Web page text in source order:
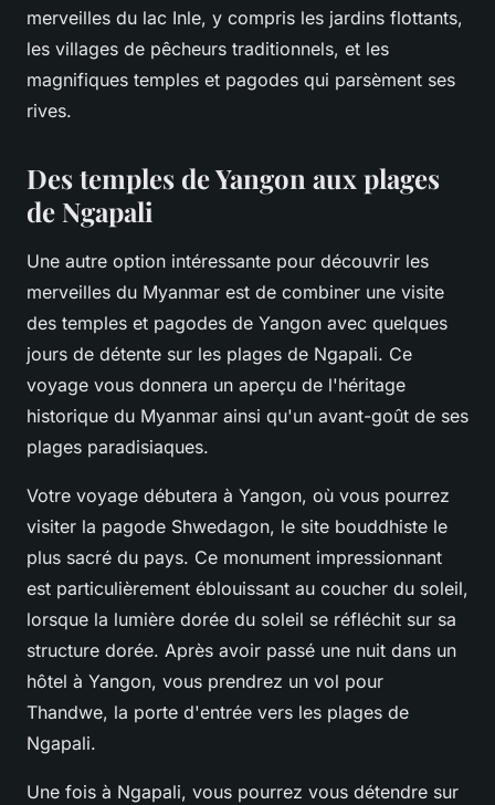
merveilles du lac Inle, y compris les jardins flottants,
les villages de pêcheurs traditionnels, et les
magnifiques temples et pagodes qui parsèment ses
rives.
Des temples de Yangon aux plages
de Ngapali
Une autre option intéressante pour découvrir les
merveilles du Myanmar est de combiner une visite
des temples et pagodes de Yangon avec quelques
jours de détente sur les plages de Ngapali. Ce
voyage vous donnera un aperçu de l'héritage
historique du Myanmar ainsi qu'un avant-goût de ses
plages paradisiaques.
Votre voyage débutera à Yangon, où vous pourrez
visiter la pagode Shwedagon, le site bouddhiste le
plus sacré du pays. Ce monument impressionnant
est particulièrement éblouissant au coucher du soleil,
lorsque la lumière dorée du soleil se réfléchit sur sa
structure dorée. Après avoir passé une nuit dans un
hôtel à Yangon, vous prendrez un vol pour
Thandwe, la porte d'entrée vers les plages de
Ngapali.
Une fois à Ngapali, vous pourrez vous détendre sur